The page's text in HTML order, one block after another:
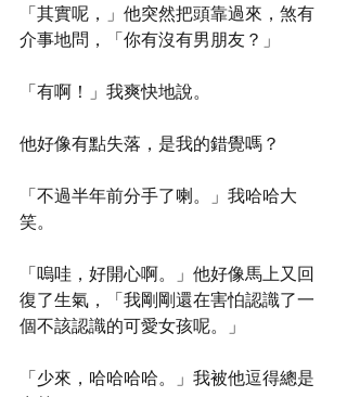
「其實呢，」他突然把頭靠過來，煞有
介事地問，「你有沒有男朋友？」
「有啊！」我爽快地說。
他好像有點失落，是我的錯覺嗎？
「不過半年前分手了喇。」我哈哈大
笑。
「嗚哇，好開心啊。」他好像馬上又回
復了生氣，「我剛剛還在害怕認識了一
個不該認識的可愛女孩呢。」
「少來，哈哈哈哈。」我被他逗得總是